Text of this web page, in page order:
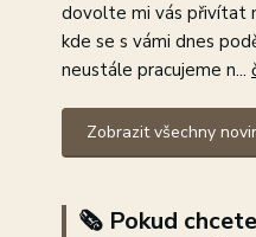
dovolte mi vás přivítat
kde se s vámi dnes
neustále pracujeme n...
Zobrazit všechny
🗞️ Pokud